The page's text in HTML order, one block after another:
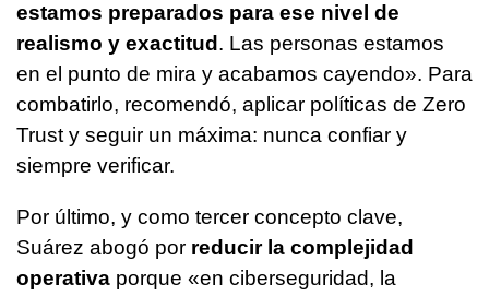
estamos preparados para ese nivel de
realismo y exactitud . Las personas estamos
en el punto de mira y acabamos cayendo». Para
combatirlo, recomendó, aplicar políticas de Zero
Trust y seguir un máxima: nunca confiar y
siempre verificar.
Por último, y como tercer concepto clave,
Suárez abogó por reducir la complejidad
operativa porque «en ciberseguridad, la